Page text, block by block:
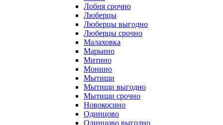
Лобня срочно
Люберцы
Люберцы выгодно
Люберцы срочно
Малаховка
Марьино
Митино
Монино
Мытищи
Мытищи выгодно
Мытищи срочно
Новокосино
Одинцово
Одинцово выгодно